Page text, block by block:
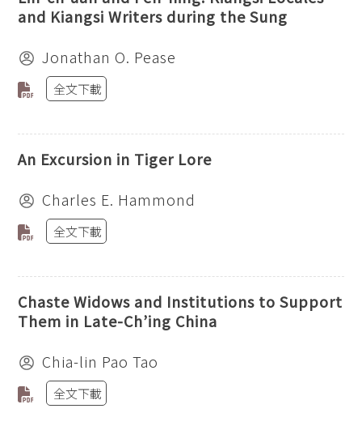
and Kiangsi Writers during the Sung
Jonathan O. Pease
全文下載
An Excursion in Tiger Lore
Charles E. Hammond
全文下載
Chaste Widows and Institutions to Support
Them in Late-Ch’ing China
Chia-lin Pao Tao
全文下載